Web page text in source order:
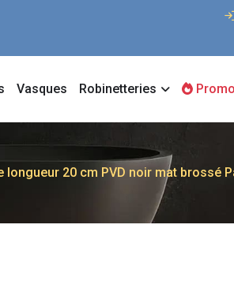
Vasques Robinetteries
20 cm PVD noir mat brossé